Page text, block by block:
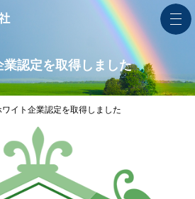
業認定を取得しました
ワイト企業認定を取得しました